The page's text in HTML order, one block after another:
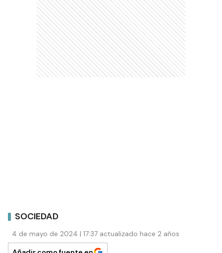
SOCIEDAD
4 de mayo de 2024 | 17:37 actualizado hace 2 años